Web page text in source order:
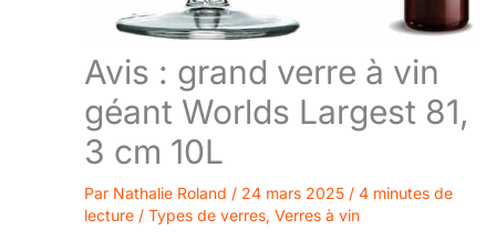
Avis : grand verre à vin
géant Worlds Largest 81,
3 cm 10L
Par Nathalie Roland / 24 mars 2025 / 4 minutes de
lecture / Types de verres, Verres à vin